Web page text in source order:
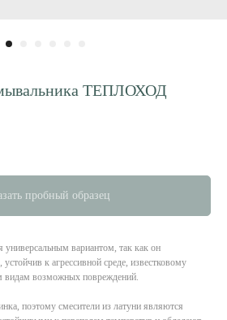
ТЕПЛОХОД
пробный образец
универсальным вариантом, так как он
к агрессивной среде, известковому
видам возможных повреждений.
поэтому смесители из латуни являются